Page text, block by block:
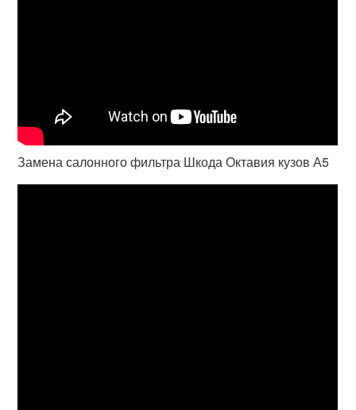
Замена салонного фильтра Шкода Октавия кузов А5